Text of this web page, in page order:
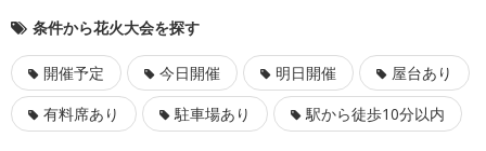
条件から花火大会を探す
開催予定 今日開催 明日開催
屋台あり
有料席あり
駐車場あり 駅から徒歩10分以内